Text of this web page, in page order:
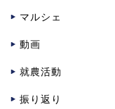
マルシェ
動画
就農活動
振り返り